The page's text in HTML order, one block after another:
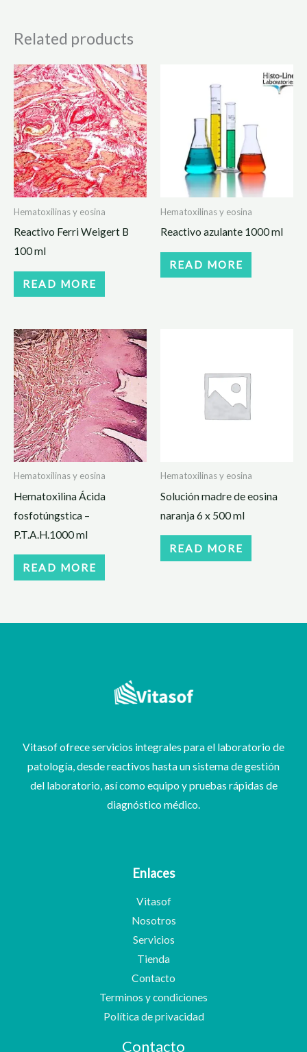
Related products
Hematoxilinas y eosina
Reactivo Ferri Weigert B
100 ml
READ MORE
Hematoxilinas y eosina
Reactivo azulante 1000 ml
READ MORE
Hematoxilinas y eosina
Hematoxilina Ácida
fosfotúngstica –
P.T.A.H.1000 ml
READ MORE
Hematoxilinas y eosina
Solución madre de eosina
naranja 6 x 500 ml
READ MORE
Vitasof ofrece servicios integrales para el laboratorio de
patología, desde reactivos hasta un sistema de gestión
del laboratorio, así como equipo y pruebas rápidas de
diagnóstico médico.
Enlaces
Vitasof
Nosotros
Servicios
Tienda
Contacto
Terminos y condiciones
Política de privacidad
Contacto